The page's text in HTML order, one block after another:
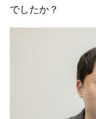
でしたか？